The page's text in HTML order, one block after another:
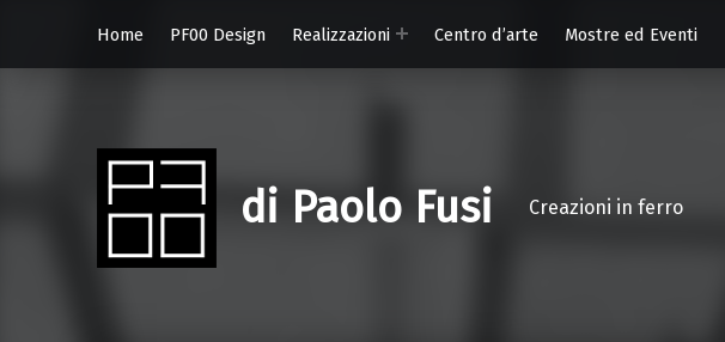
Home
PF00 Design Realizzazioni Centro d’arte Mostre ed Eventi
di Paolo Fusi Creazioni in ferro